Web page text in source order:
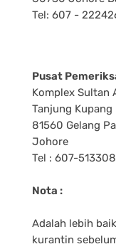
Tel: 607 -
Pusat
Komplex Sultan
Tanjung Kupang
81560 Gelang
Johore
Tel : 607-
Nota :
Adalah lebih
kurantin